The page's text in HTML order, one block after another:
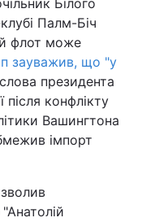
Білого
Палм-Біч
флот може
зауважив, що "у
президента
конфлікту
Вашингтона
імпорт